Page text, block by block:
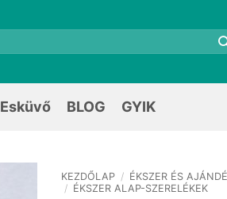
Esküvő BLOG GYIK
KEZDŐLAP / ÉKSZER ÉS
/ ÉKSZER ALAP-SZERELÉKEK